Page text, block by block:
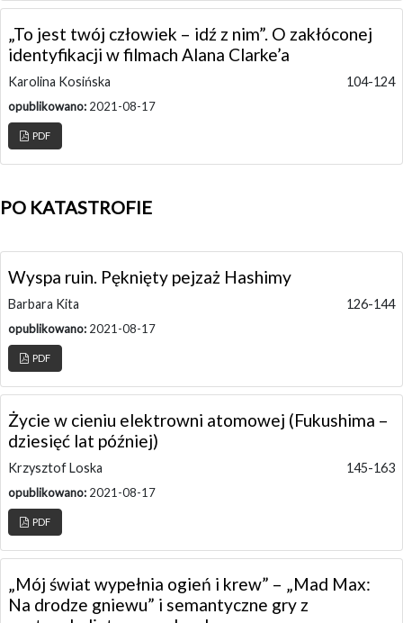
„To jest twój człowiek – idź z nim”. O zakłóconej
identyfikacji w filmach Alana Clarke’a
Karolina Kosińska 104-124
opublikowano: 2021-08-17
PDF
PO KATASTROFIE
Wyspa ruin. Pęknięty pejzaż Hashimy
Barbara Kita 126-144
opublikowano: 2021-08-17
PDF
Życie w cieniu elektrowni atomowej (Fukushima –
dziesięć lat później)
Krzysztof Loska 145-163
opublikowano: 2021-08-17
PDF
„Mój świat wypełnia ogień i krew” – „Mad Max:
Na drodze gniewu” i semantyczne gry z